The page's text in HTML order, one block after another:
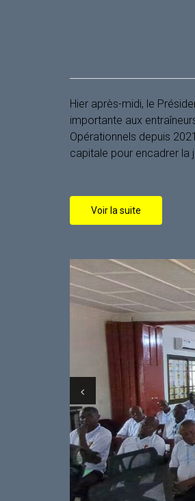
Hier après-midi, le
importante aux
Opérationnels depuis
capitale pour encadrer la
Voir la suite